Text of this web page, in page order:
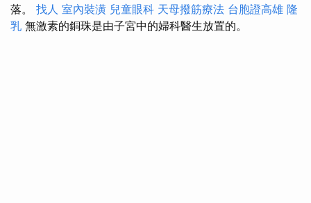
落。 找人 室內裝潢 兒童眼科 天母撥筋療法 台胞證高雄 隆
乳 無激素的銅珠是由子宮中的婦科醫生放置的。